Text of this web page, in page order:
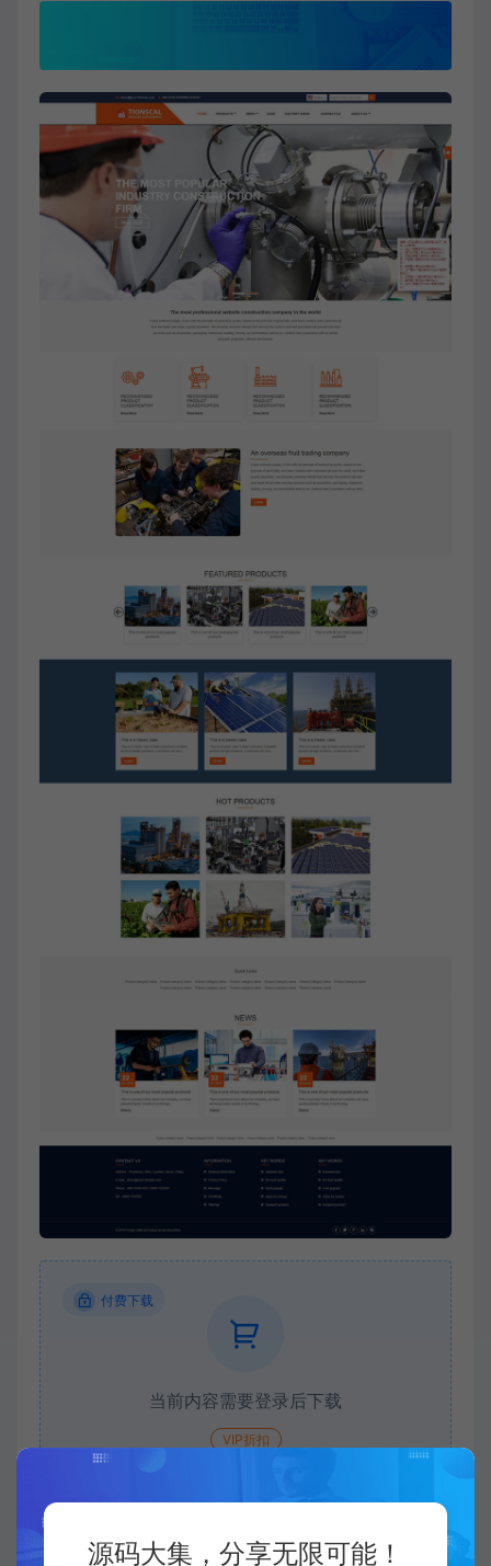
付费下载
当前内容需要登录后下载
VIP折扣
源码大集，分享无限可能！